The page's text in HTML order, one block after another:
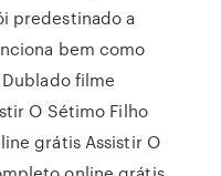
predestinado a
bem como
Dublado filme
O Sétimo Filho
grátis Assistir O